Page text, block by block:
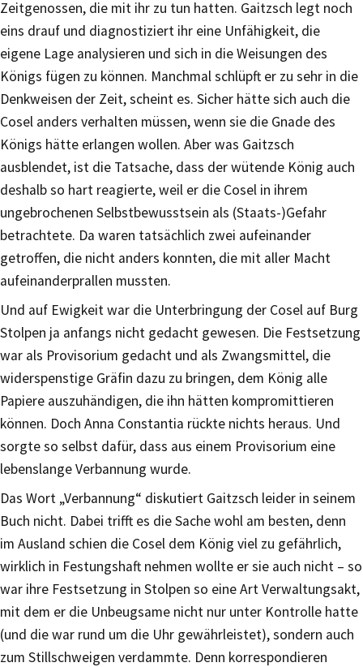
Zeitgenossen, die mit ihr zu tun hatten. Gaitzsch legt noch
eins drauf und diagnostiziert ihr eine Unfähigkeit, die
eigene Lage analysieren und sich in die Weisungen des
Königs fügen zu können. Manchmal schlüpft er zu sehr in die
Denkweisen der Zeit, scheint es. Sicher hätte sich auch die
Cosel anders verhalten müssen, wenn sie die Gnade des
Königs hätte erlangen wollen. Aber was Gaitzsch
ausblendet, ist die Tatsache, dass der wütende König auch
deshalb so hart reagierte, weil er die Cosel in ihrem
ungebrochenen Selbstbewusstsein als (Staats-)Gefahr
betrachtete. Da waren tatsächlich zwei aufeinander
getroffen, die nicht anders konnten, die mit aller Macht
aufeinanderprallen mussten.
Und auf Ewigkeit war die Unterbringung der Cosel auf Burg
Stolpen ja anfangs nicht gedacht gewesen. Die Festsetzung
war als Provisorium gedacht und als Zwangsmittel, die
widerspenstige Gräfin dazu zu bringen, dem König alle
Papiere auszuhändigen, die ihn hätten kompromittieren
können. Doch Anna Constantia rückte nichts heraus. Und
sorgte so selbst dafür, dass aus einem Provisorium eine
lebenslange Verbannung wurde.
Das Wort „Verbannung“ diskutiert Gaitzsch leider in seinem
Buch nicht. Dabei trifft es die Sache wohl am besten, denn
im Ausland schien die Cosel dem König viel zu gefährlich,
wirklich in Festungshaft nehmen wollte er sie auch nicht – so
war ihre Festsetzung in Stolpen so eine Art Verwaltungsakt,
mit dem er die Unbeugsame nicht nur unter Kontrolle hatte
(und die war rund um die Uhr gewährleistet), sondern auch
zum Stillschweigen verdammte. Denn korrespondieren